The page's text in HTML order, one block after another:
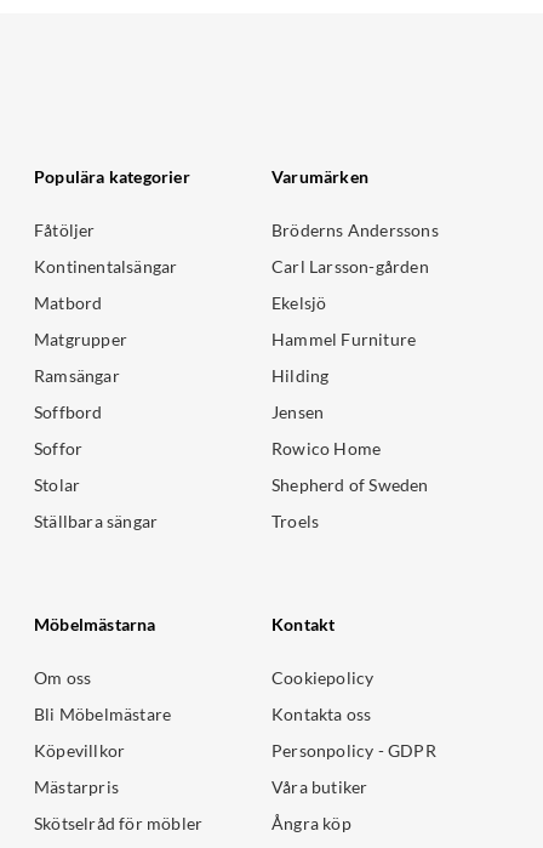
Populära kategorier
Fåtöljer
Kontinentalsängar
Matbord
Matgrupper
Ramsängar
Soffbord
Soffor
Stolar
Ställbara sängar
Varumärken
Bröderns Anderssons
Carl Larsson-gården
Ekelsjö
Hammel Furniture
Hilding
Jensen
Rowico Home
Shepherd of Sweden
Troels
Möbelmästarna
Om oss
Bli Möbelmästare
Köpevillkor
Mästarpris
Skötselråd för möbler
Kontakt
Cookiepolicy
Kontakta oss
Personpolicy - GDPR
Våra butiker
Ångra köp